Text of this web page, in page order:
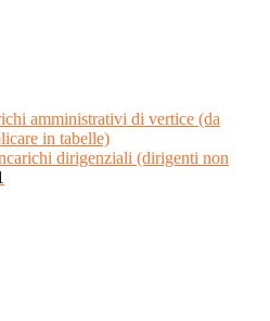
amministrativi di vertice (da
in tabelle)
dirigenziali (dirigenti non